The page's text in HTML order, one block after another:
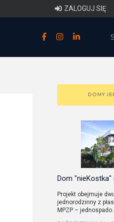
ZALOGUJ SIĘ
zakres i forma projektu
przestrzennym
DOMY
Dom "nieKostka"
Projekt obejmuje
jednorodzinny z
MPZP –